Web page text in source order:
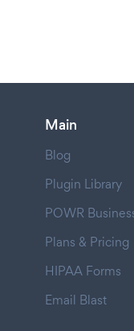
Main
Blog
Plugin Library
POWR
Plans & Pricing
HIPAA Forms
Email Blast